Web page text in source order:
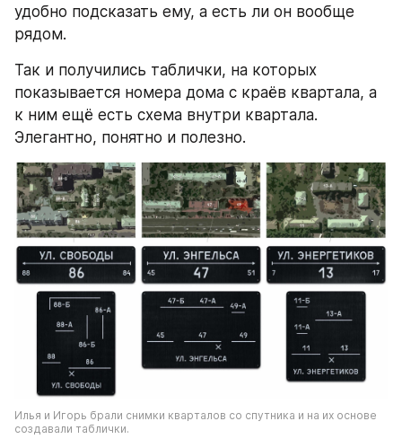
удобно подсказать ему, а есть ли он вообще
рядом.
Так и получились таблички, на которых
показывается номера дома с краёв квартала, а
к ним ещё есть схема внутри квартала.
Элегантно, понятно и полезно.
Илья и Игорь брали снимки кварталов со спутника и на их основе
создавали таблички.